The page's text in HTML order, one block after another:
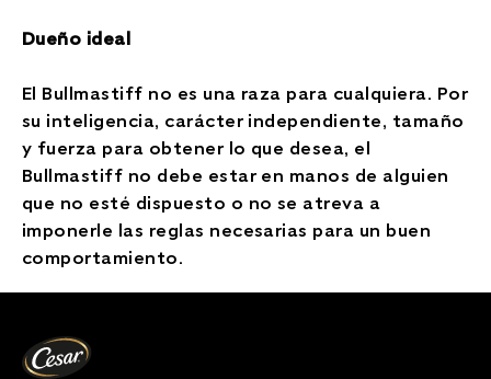
Dueño ideal
El Bullmastiff no es una raza para cualquiera. Por
su inteligencia, carácter independiente, tamaño
y fuerza para obtener lo que desea, el
Bullmastiff no debe estar en manos de alguien
que no esté dispuesto o no se atreva a
imponerle las reglas necesarias para un buen
comportamiento.